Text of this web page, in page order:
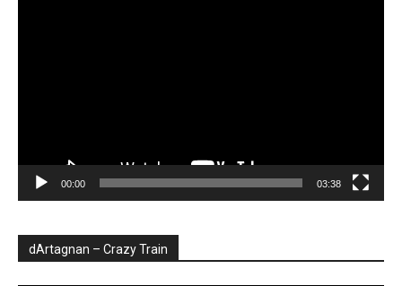
00:00 03:38
dArtagnan – Crazy Train